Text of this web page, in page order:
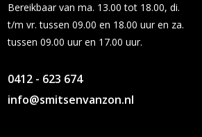
Bereikbaar van ma. 13.00 tot 18.00, di.
t/m vr. tussen 09.00 en 18.00 uur en za.
tussen 09.00 uur en 17.00 uur.
0412 - 623 674
info@smitsenvanzon.nl